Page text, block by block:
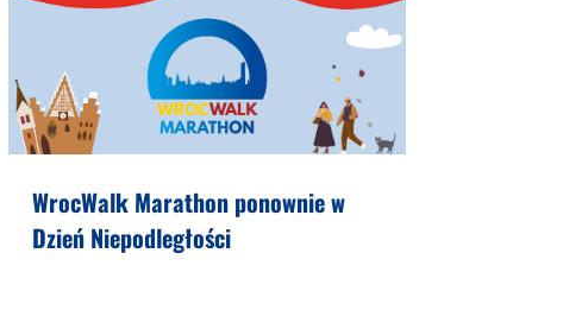
WrocWalk Marathon ponownie w
Dzień Niepodległości